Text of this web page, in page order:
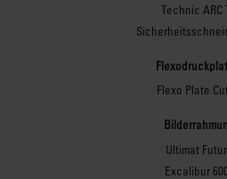
Technic ARC
Flexo Plate
Ultimat
Excalibur